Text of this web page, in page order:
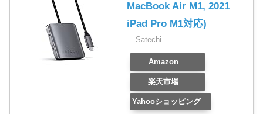
MacBook Air M1, 2021
iPad Pro M1対応)
Satechi
Amazon
楽天市場
Yahooショッピング